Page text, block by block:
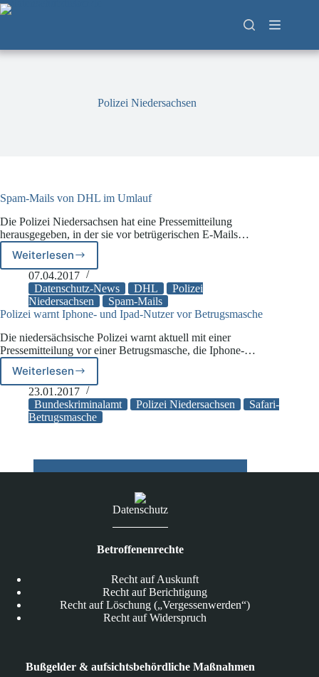
Zum
Inhalt
Polizei Niedersachsen
Spam-Mails von DHL im Umlauf
Die Polizei Niedersachsen hat eine Pressemitteilung
herausgegeben, in der sie vor betrügerischen E-Mails…
Weiterlesen
Spam-
Mails
von
DHL
im
07.04.2017
Datenschutz-News
DHL
Polizei
Niedersachsen
Spam-Mails
Polizei warnt Iphone- und Ipad-Nutzer vor Betrugsmasche
Die niedersächsische Polizei warnt aktuell mit einer
Pressemitteilung vor einer Betrugsmasche, die Iphone-…
Weiterlesen
Polizei
warnt
Iphone-
und
vor
Betrugsmasche
23.01.2017
Bundeskriminalamt
Polizei Niedersachsen
Safari-
Betrugsmasche
Datenschutz
Betroffenenrechte
Recht auf Auskunft
Recht auf Berichtigung
Recht auf Löschung („Vergessenwerden“)
Recht auf Widerspruch
Bußgelder & aufsichtsbehördliche Maßnahmen